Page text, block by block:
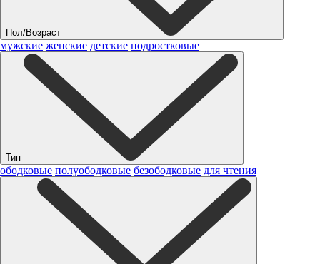
Пол/Возраст
мужские женские детские подростковые
Тип
ободковые полуободковые безободковые для чтения